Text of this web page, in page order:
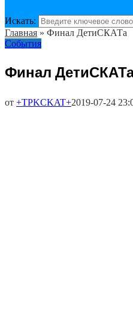
Искать:
Главная » Финал ДетиСКАТа
События
Финал
от +TPKCKAT+2019-07-24